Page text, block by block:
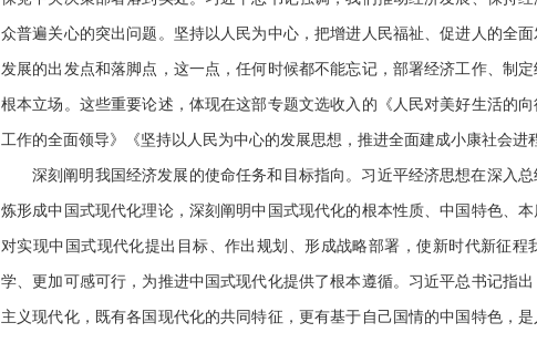
众普遍关心的突出问题。坚持以人民为中心，把增进人民福祉、促进人的全
发展的出发点和落脚点，这一点，任何时候都不能忘记，部署经济工作、制
根本立场。这些重要论述，体现在这部专题文选收入的《人民对美好生活的
工作的全面领导》《坚持以人民为中心的发展思想，推进全面建成小康社会进
深刻阐明我国经济发展的使命任务和目标指向。习近平经济思想在深入
炼形成中国式现代化理论，深刻阐明中国式现代化的根本性质、中国特色、
对实现中国式现代化提出目标、作出规划、形成战略部署，使新时代新征
学、更加可感可行，为推进中国式现代化提供了根本遵循。习近平总书记指
主义现代化，既有各国现代化的共同特征，更有基于自己国情的中国特色，